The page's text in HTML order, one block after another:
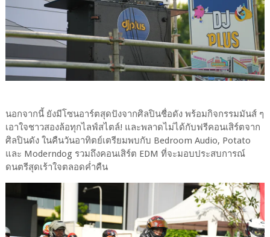
นอกจากนี้ ยังมีโซนอาร์ตสุดปังจากศิลปินชื่อดัง พร้อมกิจกรรมมันส์ ๆ
เอาใจชาวสองล้อทุกไลฟ์สไตล์! และพลาดไม่ได้กับฟรีคอนเสิร์ตจาก
ศิลปินดัง ในคืนวันอาทิตย์เตรียมพบกับ Bedroom Audio, Potato
และ Moderndog รวมถึงคอนเสิร์ต EDM ที่จะมอบประสบการณ์
ดนตรีสุดเร้าใจตลอดค่ำคืน